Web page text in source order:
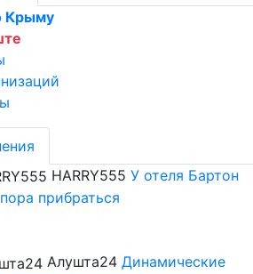
Крыму
HARRY555 У отеля Бартон
прибраться
Алушта24 Динамические